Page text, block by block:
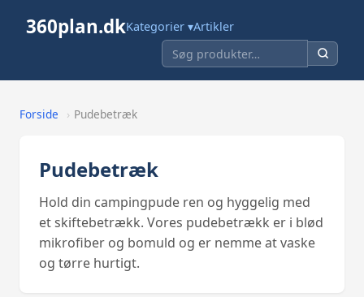
360plan.dkKategorier ▾Artikler
Forside › Pudebetræk
Pudebetræk
Hold din campingpude ren og hyggelig med
et skiftebetrækk. Vores pudebetrækk er i blød
mikrofiber og bomuld og er nemme at vaske
og tørre hurtigt.